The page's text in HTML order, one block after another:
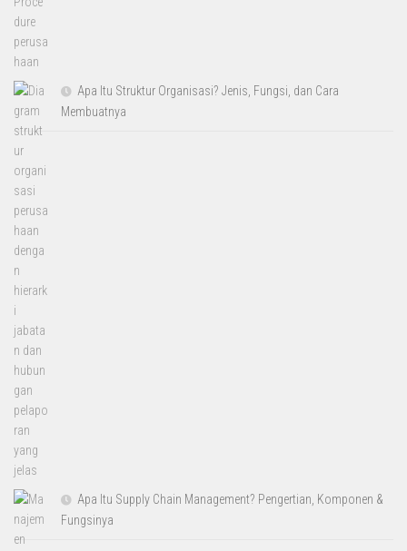
Apa Itu Struktur Organisasi? Jenis, Fungsi, dan Cara
Membuatnya
Apa Itu Supply Chain Management? Pengertian, Komponen &
Fungsinya